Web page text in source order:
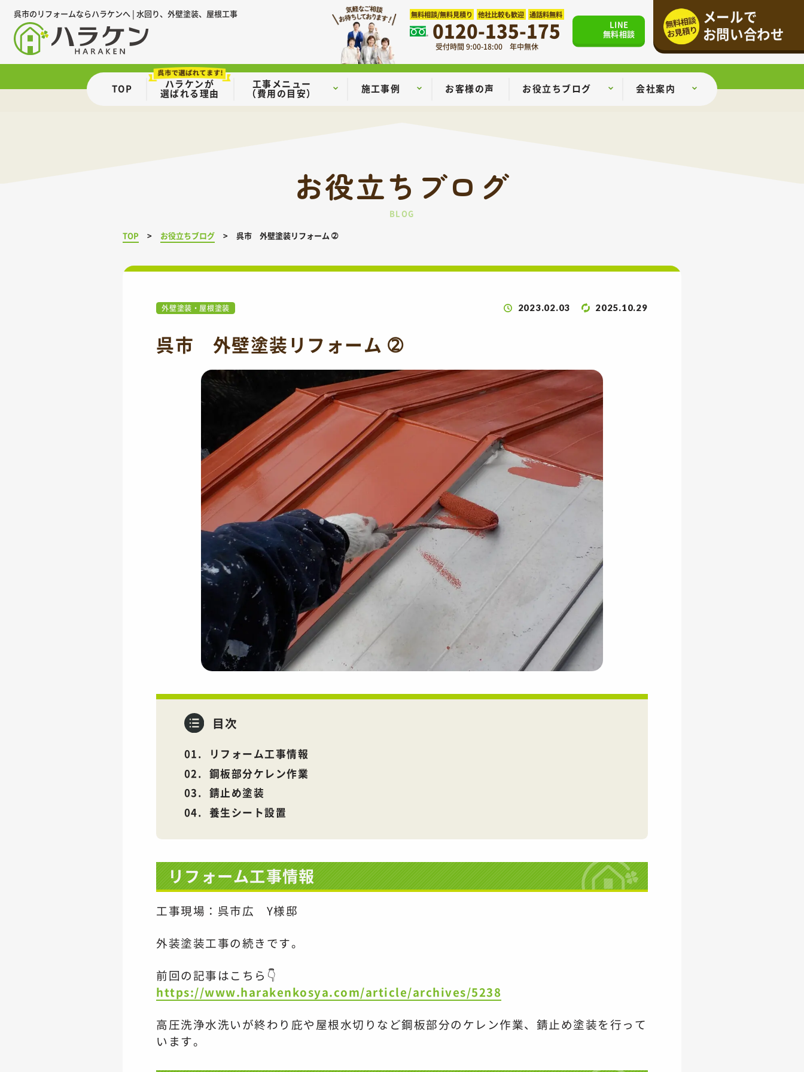
呉市のリフォームならハラケンへ | 水回り、外壁塗装、屋根工事 無料相談/無料見積り 他社比較も歓迎 通話料無料
0120-135-175
受付時間 9:00-18:00 年中無休
LINE
無料相談
メールで
お問い合わせ
TOP ハラケンが
選ばれる理由
工事メニュー
（費用の目安） 施工事例 お客様の声 お役立ちブログ 会社案内
お役立ちブログ
BLOG
TOP
お役立ちブログ 呉市 外壁塗装リフォーム ➁
外壁塗装・屋根塗装 2023.02.03 2025.10.29
呉市 外壁塗装リフォーム ➁
目次
リフォーム工事情報
鋼板部分ケレン作業
錆止め塗装
養生シート設置
リフォーム工事情報
工事現場：呉市広 Y様邸
外装塗装工事の続きです。
前回の記事はこちら👇
https://www.harakenkosya.com/article/archives/5238
高圧洗浄水洗いが終わり 庇や屋根水切りなど鋼板部分のケレン作業、錆止め塗装を行って
います。